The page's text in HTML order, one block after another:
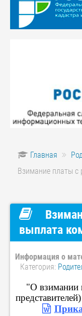
Главная
Взимание платы с
выплата
Информация о
Категория:
"О взимании